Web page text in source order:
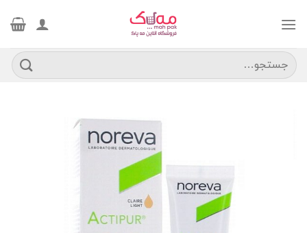
جستجو
برای: